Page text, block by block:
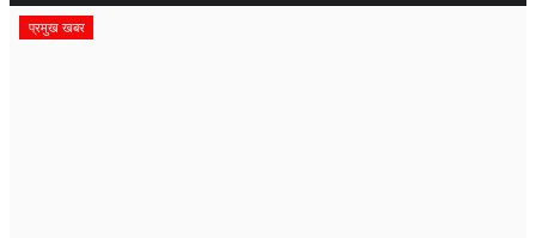
प्रमुख खबर